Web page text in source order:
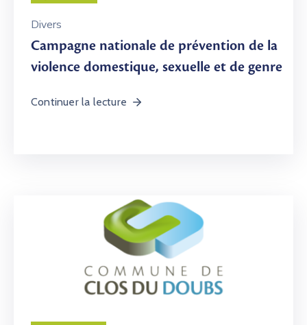
Divers
Campagne nationale de prévention de la
violence domestique, sexuelle et de genre
Continuer la lecture